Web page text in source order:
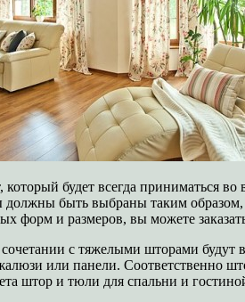
который будет всегда приниматься
быть выбраны таким образом,
форм и размеров, вы можете
с тяжелыми шторами будут
или панели. Соответственно
штор и тюли для спальни и